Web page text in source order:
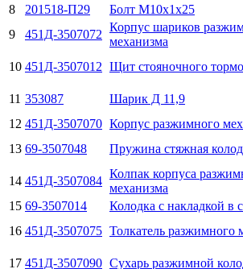
8
201518-П29 Болт М10х1х25
9
451Д-3507072
Корпус шариков
механизма
10 451Д-3507012 Щит стояночного
11 353087 Шарик Д 11,9
12 451Д-3507070 Корпус разжимного
13 69-3507048 Пружина стяжная
14 451Д-3507084
Колпак корпуса
механизма
15 69-3507014 Колодка с накладкой в
16 451Д-3507075 Толкатель разжимного
17 451Д-3507090 Сухарь разжимной